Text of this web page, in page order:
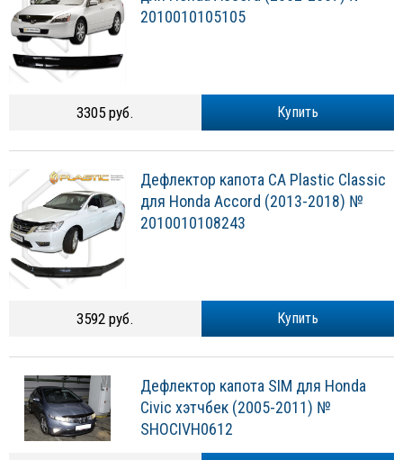
2010010105105
Купить
3305 руб.
Дефлектор капота CA Plastic Classic
для Honda Accord (2013-2018) №
2010010108243
Купить
3592 руб.
Дефлектор капота SIM для Honda
Civic хэтчбек (2005-2011) №
SHOCIVH0612